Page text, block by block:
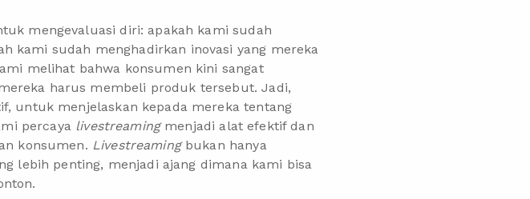
mengevaluasi diri: apakah kami sudah
kami sudah menghadirkan inovasi yang mereka
melihat bahwa konsumen kini sangat
harus membeli produk tersebut. Jadi,
untuk menjelaskan kepada mereka tentang
percaya livestreaming menjadi alat efektif dan
konsumen. Livestreaming bukan hanya
lebih penting, menjadi ajang dimana kami bisa